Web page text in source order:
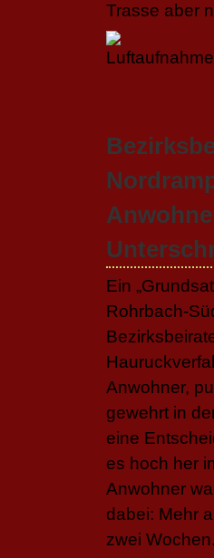
Trasse aber
Ein
Rohrbach-
Anwohner,
gewehrt in
eine
es hoch her
Anwohner
dabei: Mehr
zwei